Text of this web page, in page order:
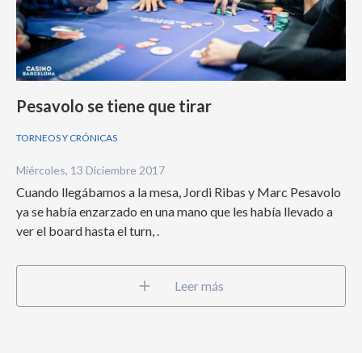
Pesavolo se tiene que tirar
TORNEOS Y CRÓNICAS
Miércoles, 13 Diciembre 2017
Cuando llegábamos a la mesa, Jordi Ribas y Marc Pesavolo
ya se había enzarzado en una mano que les había llevado a
ver el board hasta el turn, .
Leer más